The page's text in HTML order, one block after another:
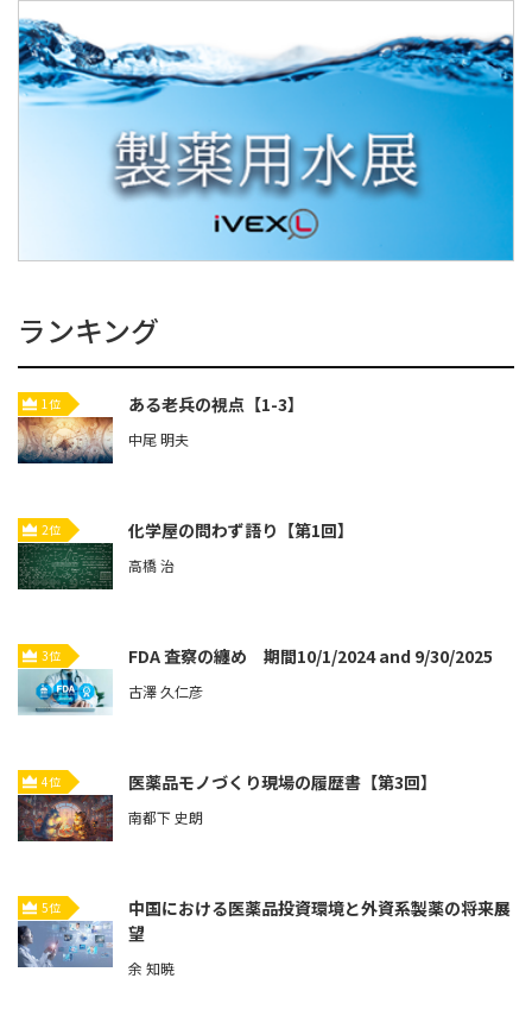
ランキング
1位 ある老兵の視点【1-3】
中尾 明夫
2位 化学屋の問わず語り【第1回】
高橋 治
3位 FDA 査察の纏め 期間10/1/2024 and 9/30/2025
古澤 久仁彦
4位 医薬品モノづくり現場の履歴書【第3回】
南都下 史朗
5位
中国における医薬品投資環境と外資系製薬の将来展
望
余 知暁